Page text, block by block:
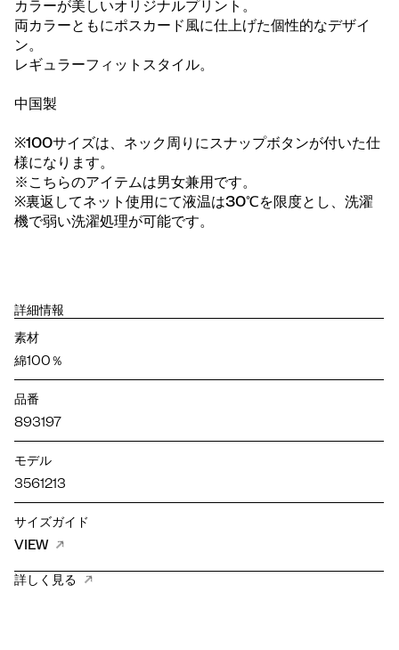
カラーが美しいオリジナルプリント。
両カラーともにポスカード風に仕上げた個性的なデザイ
ン。
レギュラーフィットスタイル。
中国製
※100サイズは、ネック周りにスナップボタンが付いた仕
様になります。
※こちらのアイテムは男女兼用です。
※裏返してネット使用にて液温は30℃を限度とし、洗濯
機で弱い洗濯処理が可能です。
詳細情報
素材
綿100％
品番
893197
モデル
3561213
サイズガイド
VIEW
詳しく見る